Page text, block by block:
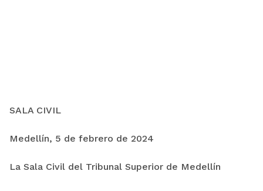
SALA CIVIL
Medellín, 5 de febrero de 2024
La Sala Civil del Tribunal Superior de Medellín